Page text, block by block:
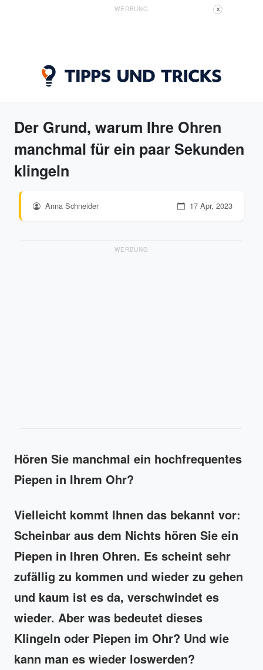
WERBUNG X
Der Grund, warum Ihre Ohren
manchmal für ein paar Sekunden
klingeln
Anna Schneider 17 Apr, 2023
WERBUNG
Hören Sie manchmal ein hochfrequentes
Piepen in Ihrem Ohr?
Vielleicht kommt Ihnen das bekannt vor:
Scheinbar aus dem Nichts hören Sie ein
Piepen in Ihren Ohren. Es scheint sehr
zufällig zu kommen und wieder zu gehen
und kaum ist es da, verschwindet es
wieder. Aber was bedeutet dieses
Klingeln oder Piepen im Ohr? Und wie
kann man es wieder loswerden?